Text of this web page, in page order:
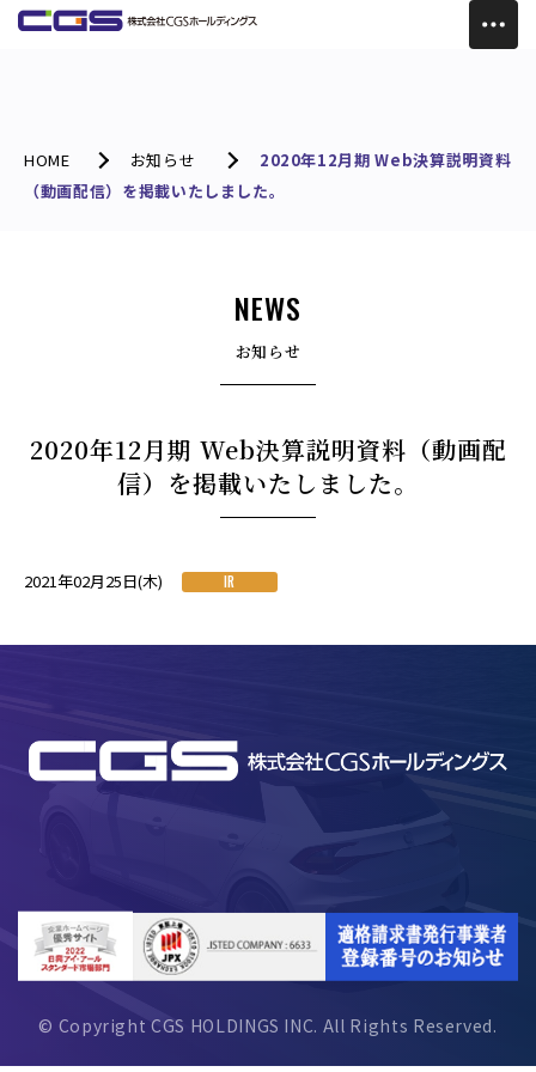
HOME お知らせ
2020年12月期 Web決算説明資料
（動画配信）を掲載いたしました。
NEWS
お知らせ
2020年12月期 Web決算説明資料（動画配
信）を掲載いたしました。
2021年02月25日(木) IR
© Copyright CGS HOLDINGS INC. All Rights Reserved.